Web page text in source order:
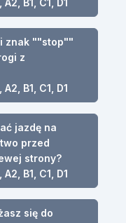
znak ""stop""
z
B1, C1, D1
jazdę na
przed
strony?
B1, C1, D1
się do